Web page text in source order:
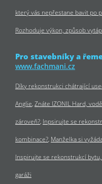
který vás nepřestane bavit po
Rozhoduje výkon, způsob
Pro stavebníky a
www.fachmani.cz
Díky rekonstrukci chátrající
Anglie Znáte IZONIL Hard,
zároveň? Inpsirujte se
kombinace? Manželka si
Inspirujte se rekonstrukcí
garáži